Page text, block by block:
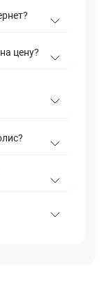
цену?